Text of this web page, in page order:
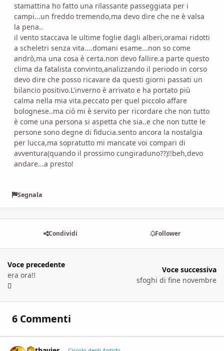
stamattina ho fatto una rilassante passeggiata per i
campi...un freddo tremendo,ma devo dire che ne è valsa
la pena..
il vento staccava le ultime foglie dagli alberi,oramai ridotti
a scheletri senza vita....domani esame...non so come
andrò,ma una cosa è certa.non devo fallire.a parte questo
clima da fatalista convinto,analizzando il periodo in corso
devo dire che posso ricavare da questi giorni passati un
bilancio positivo.L'inverno è arrivato e ha portato più
calma nella mia vita.peccato per quel piccolo affare
bolognese..ma ciò mi è servito per ricordare che non tutto
è come una persona si aspetta che sia..e che non tutte le
persone sono degne di fiducia.sento ancora la nostalgia
per lucca,ma sopratutto mi mancate voi compari di
avventura(quando il prossimo cungiraduno??)!!beh,devo
andare...a presto!
Segnala
Condividi Follower
Voce precedente
era ora!!
Voce successiva
sfoghi di fine novembre
6 Commenti